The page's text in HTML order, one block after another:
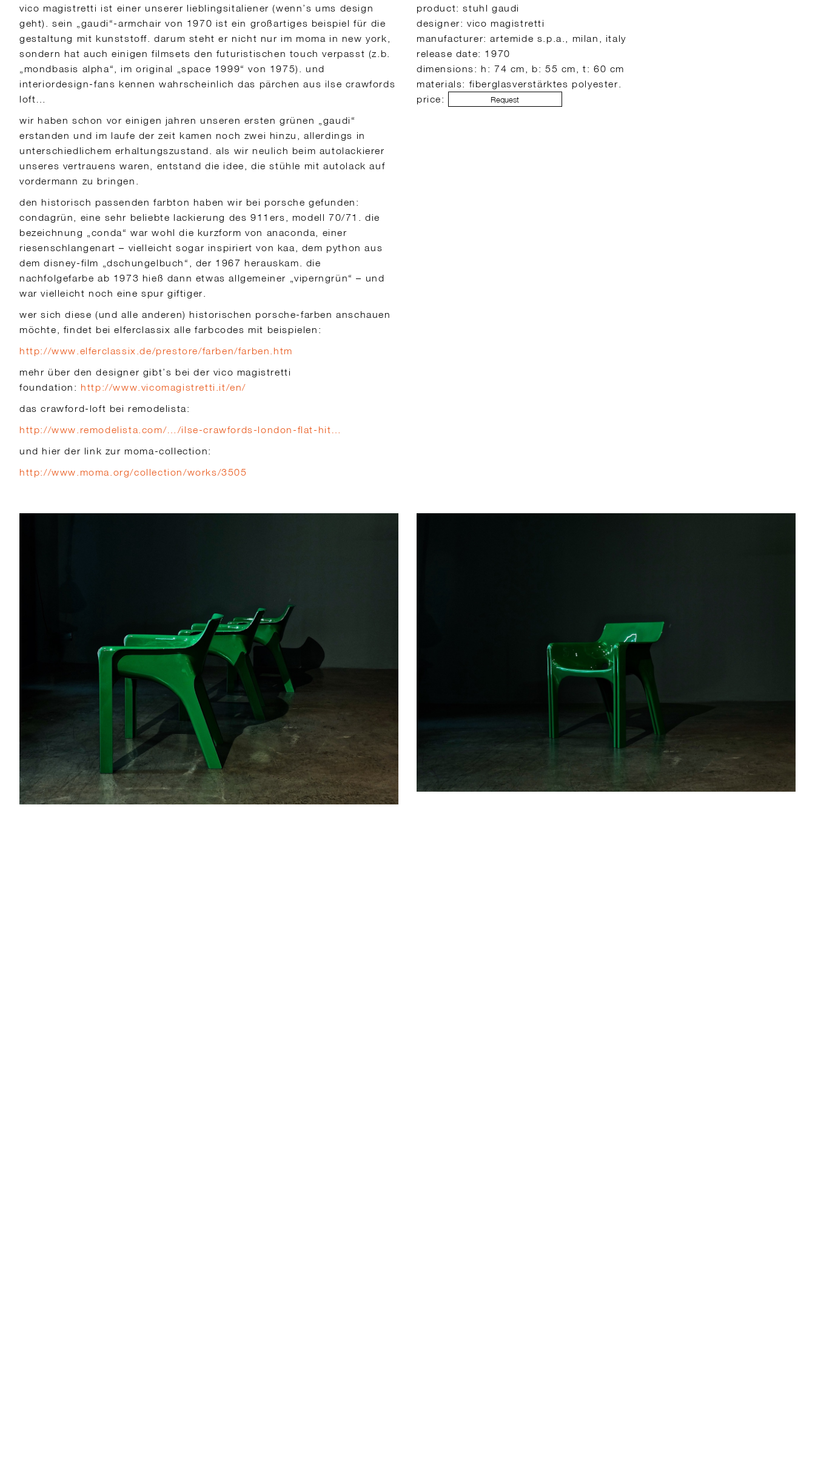
vico magistretti ist einer unserer lieblingsitaliener (wenn’s ums design
geht). sein „gaudi“-armchair von 1970 ist ein großartiges beispiel für die
gestaltung mit kunststoff. darum steht er nicht nur im moma in new york,
sondern hat auch einigen filmsets den futuristischen touch verpasst (z.b.
„mondbasis alpha“, im original „space 1999“ von 1975). und
interiordesign-fans kennen wahrscheinlich das pärchen aus ilse crawfords
loft…
wir haben schon vor einigen jahren unseren ersten grünen „gaudi“
erstanden und im laufe der zeit kamen noch zwei hinzu, allerdings in
unterschiedlichem erhaltungszustand. als wir neulich beim autolackierer
unseres vertrauens waren, entstand die idee, die stühle mit autolack auf
vordermann zu bringen.
den historisch passenden farbton haben wir bei porsche gefunden:
condagrün, eine sehr beliebte lackierung des 911ers, modell 70/71. die
bezeichnung „conda“ war wohl die kurzform von anaconda, einer
riesenschlangenart – vielleicht sogar inspiriert von kaa, dem python aus
dem disney-film „dschungelbuch“, der 1967 herauskam. die
nachfolgefarbe ab 1973 hieß dann etwas allgemeiner „viperngrün“ – und
war vielleicht noch eine spur giftiger.
wer sich diese (und alle anderen) historischen porsche-farben anschauen
möchte, findet bei elferclassix alle farbcodes mit beispielen:
http://www.elferclassix.de/prestore/farben/farben.htm
mehr über den designer gibt’s bei der vico magistretti
foundation: http://www.vicomagistretti.it/en/
das crawford-loft bei remodelista:
http://www.remodelista.com/…/ilse-crawfords-london-flat-hit…
und hier der link zur moma-collection:
http://www.moma.org/collection/works/3505
product: stuhl gaudi
designer: vico magistretti
manufacturer: artemide s.p.a., milan, italy
release date: 1970
dimensions: h: 74 cm, b: 55 cm, t: 60 cm
materials: fiberglasverstärktes polyester.
price:
Request